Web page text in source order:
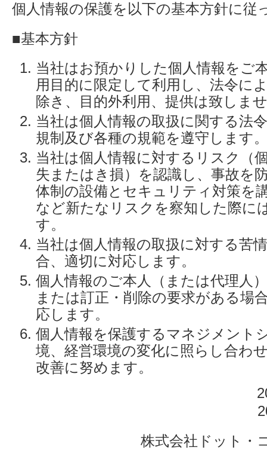
個人情報の保護を以下の基本方針に従
■基本方針
当社はお預かりした個人情報をご
用目的に限定して利用し、法令に
除き、目的外利用、提供は致しま
当社は個人情報の取扱に関する法
規制及び各種の規範を遵守します
当社は個人情報に対するリスク（
失またはき損）を認識し、事故を
体制の設備とセキュリティ対策を
など新たなリスクを察知した際に
す。
当社は個人情報の取扱に対する苦
合、適切に対応します。
個人情報のご本人（または代理人
または訂正・削除の要求がある場
応します。
個人情報を保護するマネジメント
境、経営環境の変化に照らし合わ
改善に努めます。
株式会社ドット・